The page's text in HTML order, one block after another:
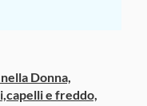
Donna,
capelli e freddo,